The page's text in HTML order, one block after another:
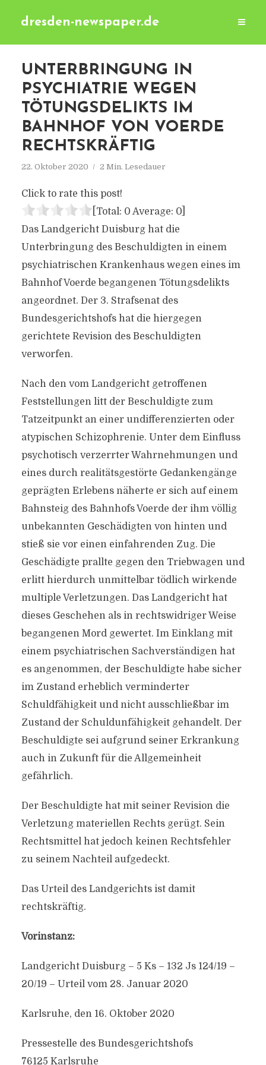
dresden-newspaper.de
UNTERBRINGUNG IN
PSYCHIATRIE WEGEN
TÖTUNGSDELIKTS IM
BAHNHOF VON VOERDE
RECHTSKRÄFTIG
22. Oktober 2020 2 Min. Lesedauer
Click to rate this post!
[Total: 0 Average: 0]
Das Landgericht Duisburg hat die
Unterbringung des Beschuldigten in einem
psychiatrischen Krankenhaus wegen eines im
Bahnhof Voerde begangenen Tötungsdelikts
angeordnet. Der 3. Strafsenat des
Bundesgerichtshofs hat die hiergegen
gerichtete Revision des Beschuldigten
verworfen.
Nach den vom Landgericht getroffenen
Feststellungen litt der Beschuldigte zum
Tatzeitpunkt an einer undifferenzierten oder
atypischen Schizophrenie. Unter dem Einfluss
psychotisch verzerrter Wahrnehmungen und
eines durch realitätsgestörte Gedankengänge
geprägten Erlebens näherte er sich auf einem
Bahnsteig des Bahnhofs Voerde der ihm völlig
unbekannten Geschädigten von hinten und
stieß sie vor einen einfahrenden Zug. Die
Geschädigte prallte gegen den Triebwagen und
erlitt hierdurch unmittelbar tödlich wirkende
multiple Verletzungen. Das Landgericht hat
dieses Geschehen als in rechtswidriger Weise
begangenen Mord gewertet. Im Einklang mit
einem psychiatrischen Sachverständigen hat
es angenommen, der Beschuldigte habe sicher
im Zustand erheblich verminderter
Schuldfähigkeit und nicht ausschließbar im
Zustand der Schuldunfähigkeit gehandelt. Der
Beschuldigte sei aufgrund seiner Erkrankung
auch in Zukunft für die Allgemeinheit
gefährlich.
Der Beschuldigte hat mit seiner Revision die
Verletzung materiellen Rechts gerügt. Sein
Rechtsmittel hat jedoch keinen Rechtsfehler
zu seinem Nachteil aufgedeckt.
Das Urteil des Landgerichts ist damit
rechtskräftig.
Vorinstanz:
Landgericht Duisburg – 5 Ks – 132 Js 124/19 –
20/19 – Urteil vom 28. Januar 2020
Karlsruhe, den 16. Oktober 2020
Pressestelle des Bundesgerichtshofs
76125 Karlsruhe